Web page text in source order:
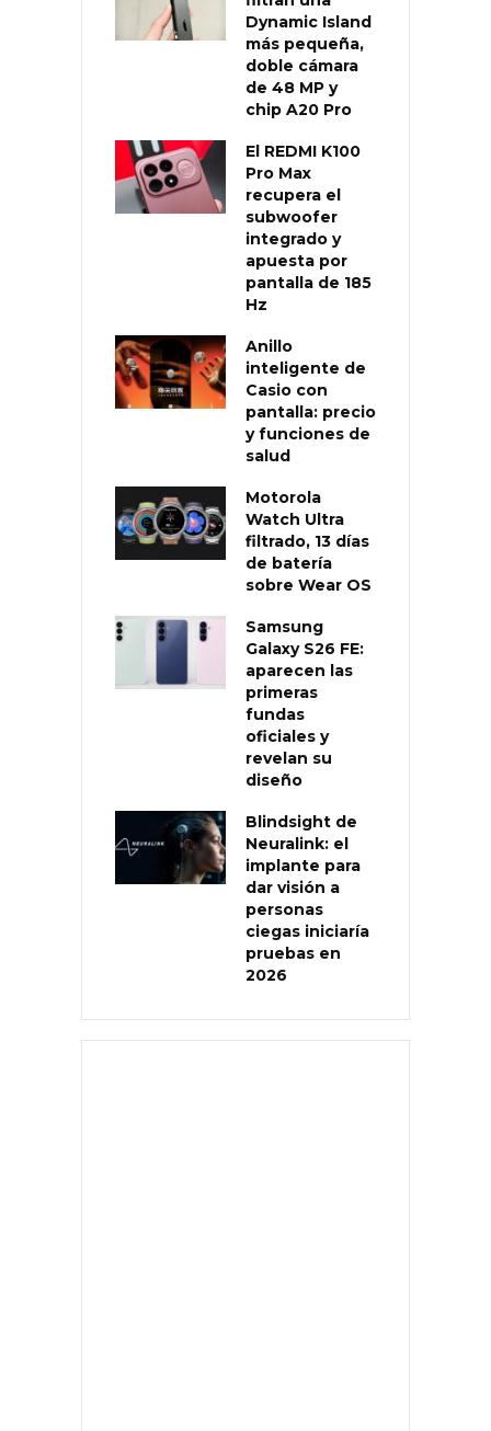
Dynamic Island
más pequeña,
doble cámara
de 48 MP y
chip A20 Pro
El REDMI K100
Pro Max
recupera el
subwoofer
integrado y
apuesta por
pantalla de 185
Hz
Anillo
inteligente de
Casio con
pantalla: precio
y funciones de
salud
Motorola
Watch Ultra
filtrado, 13 días
de batería
sobre Wear OS
Samsung
Galaxy S26 FE:
aparecen las
primeras
fundas
oficiales y
revelan su
diseño
Blindsight de
Neuralink: el
implante para
dar visión a
personas
ciegas iniciaría
pruebas en
2026